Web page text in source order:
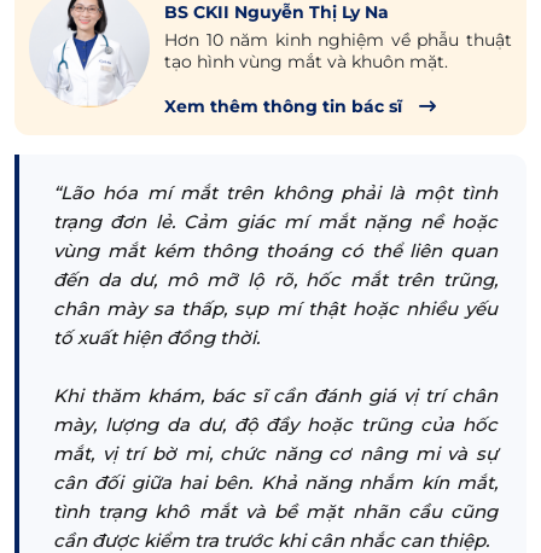
BS CKII Nguyễn Thị Ly Na
Hơn 10 năm kinh nghiệm về phẫu thuật
tạo hình vùng mắt và khuôn mặt.
Xem thêm thông tin bác sĩ
“Lão hóa mí mắt trên không phải là một tình
trạng đơn lẻ. Cảm giác mí mắt nặng nề hoặc
vùng mắt kém thông thoáng có thể liên quan
đến da dư, mô mỡ lộ rõ, hốc mắt trên trũng,
chân mày sa thấp, sụp mí thật hoặc nhiều yếu
tố xuất hiện đồng thời.
Khi thăm khám, bác sĩ cần đánh giá vị trí chân
mày, lượng da dư, độ đầy hoặc trũng của hốc
mắt, vị trí bờ mi, chức năng cơ nâng mi và sự
cân đối giữa hai bên. Khả năng nhắm kín mắt,
tình trạng khô mắt và bề mặt nhãn cầu cũng
cần được kiểm tra trước khi cân nhắc can thiệp.